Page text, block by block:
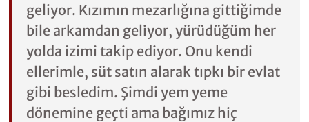
geliyor. Kızımın mezarlığına gittiğimde
bile arkamdan geliyor, yürüdüğüm her
yolda izimi takip ediyor. Onu kendi
ellerimle, süt satın alarak tıpkı bir evlat
gibi besledim. Şimdi yem yeme
dönemine geçti ama bağımız hiç